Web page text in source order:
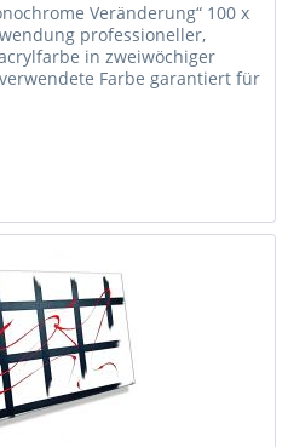
Veränderung“ 100 x
professioneller,
in zweiwöchiger
Farbe garantiert für